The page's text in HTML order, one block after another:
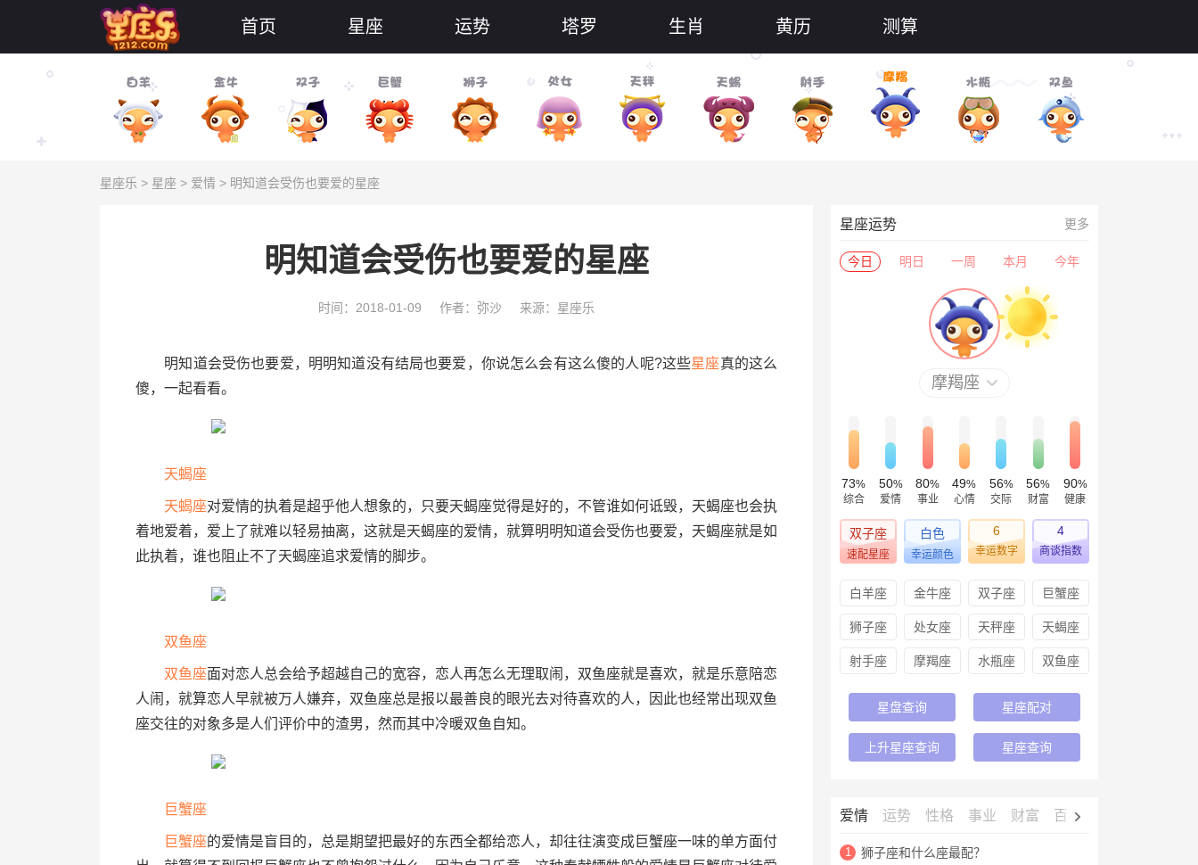
首页 星座 运势 塔罗 生肖 黄历 测算
星座乐 > 星座 > 爱情 > 明知道会受伤也要爱的星座
明知道会受伤也要爱的星座
时间：2018-01-09 作者：弥沙 来源：星座乐
明知道会受伤也要爱，明明知道没有结局也要爱，你说怎么会有这么傻的人呢?这些星座真的这么
傻，一起看看。
天蝎座
天蝎座对爱情的执着是超乎他人想象的，只要天蝎座觉得是好的，不管谁如何诋毁，天蝎座也会执
着地爱着，爱上了就难以轻易抽离，这就是天蝎座的爱情，就算明明知道会受伤也要爱，天蝎座就是如
此执着，谁也阻止不了天蝎座追求爱情的脚步。
双鱼座
双鱼座面对恋人总会给予超越自己的宽容，恋人再怎么无理取闹，双鱼座就是喜欢，就是乐意陪恋
人闹，就算恋人早就被万人嫌弃，双鱼座总是报以最善良的眼光去对待喜欢的人，因此也经常出现双鱼
座交往的对象多是人们评价中的渣男，然而其中冷暖双鱼自知。
巨蟹座
巨蟹座的爱情是盲目的，总是期望把最好的东西全都给恋人，却往往演变成巨蟹座一味的单方面付
星座运势 更多
今日 明日 一周 本月 今年
摩羯座
73%
综合
50%
爱情
80%
事业
49%
心情
56%
交际
56%
财富
90%
健康
双子座
速配星座
白色
幸运颜色
6
幸运数字
4
商谈指数
白羊座 金牛座 双子座 巨蟹座
狮子座 处女座 天秤座 天蝎座
射手座 摩羯座 水瓶座 双鱼座
星盘查询 星座配对
上升星座查询 星座查询
爱情 运势 性格 事业 财富 百科
1 狮子座和什么座最配？